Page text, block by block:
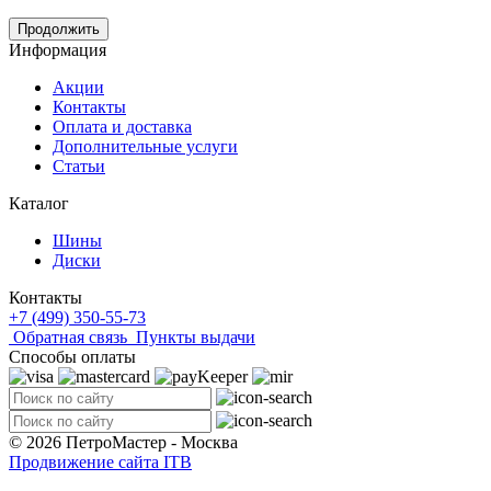
Продолжить
Информация
Акции
Контакты
Оплата и доставка
Дополнительные услуги
Статьи
Каталог
Шины
Диски
Контакты
+7 (499) 350-55-73
Обратная связь Пункты выдачи
Способы оплаты
© 2026 ПетроМастер - Москва
Продвижение сайта ITB